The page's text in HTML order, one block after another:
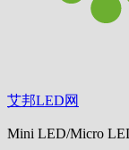
艾邦LED网
Mini LED/Micro